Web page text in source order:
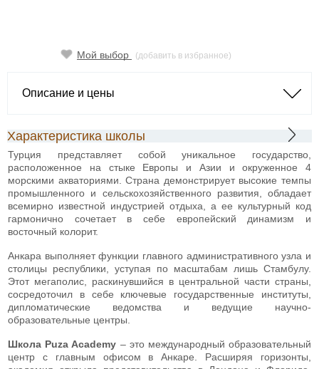
Мой выбор (добавить в избранное)
Описание и цены
Характеристика школы
Турция представляет собой уникальное государство,
расположенное на стыке Европы и Азии и окруженное 4
морскими акваториями. Страна демонстрирует высокие темпы
промышленного и сельскохозяйственного развития, обладает
всемирно известной индустрией отдыха, а ее культурный код
гармонично сочетает в себе европейский динамизм и
восточный колорит.
Анкара выполняет функции главного административного узла и
столицы республики, уступая по масштабам лишь Стамбулу.
Этот мегаполис, раскинувшийся в центральной части страны,
сосредоточил в себе ключевые государственные институты,
дипломатические ведомства и ведущие научно-
образовательные центры.
Школа Puza Academy – это международный образовательный
центр с главным офисом в Анкаре. Расширяя горизонты,